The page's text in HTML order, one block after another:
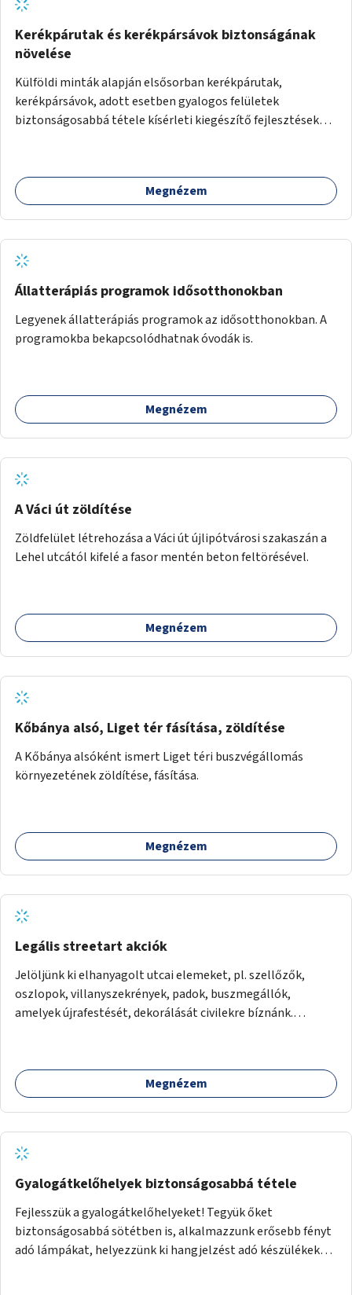
Kerékpárutak és kerékpársávok biztonságának
növelése
Külföldi minták alapján elsősorban kerékpárutak,
kerékpársávok, adott esetben gyalogos felületek
biztonságosabbá tétele kísérleti kiegészítő fejlesztésekkel
Megnézem
Állatterápiás programok idősotthonokban
Legyenek állatterápiás programok az idősotthonokban. A
programokba bekapcsolódhatnak óvodák is.
Megnézem
A Váci út zöldítése
Zöldfelület létrehozása a Váci út újlipótvárosi szakaszán a
Lehel utcától kifelé a fasor mentén beton feltörésével.
Megnézem
Kőbánya alsó, Liget tér fásítása, zöldítése
A Kőbánya alsóként ismert Liget téri buszvégállomás
környezetének zöldítése, fásítása.
Megnézem
Legális streetart akciók
Jelöljünk ki elhanyagolt utcai elemeket, pl. szellőzők,
oszlopok, villanyszekrények, padok, buszmegállók,
amelyek újrafestését, dekorálását civilekre bíznánk.
Megnézem
Gyalogátkelőhelyek biztonságosabbá tétele
Fejlesszük a gyalogátkelőhelyeket! Tegyük őket
biztonságosabbá sötétben is, alkalmazzunk erősebb fényt
adó lámpákat, helyezzünk ki hangjelzést adó készülékeket